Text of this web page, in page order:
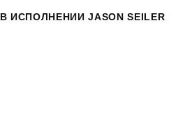
В ИСПОЛНЕНИИ JASON SEILER